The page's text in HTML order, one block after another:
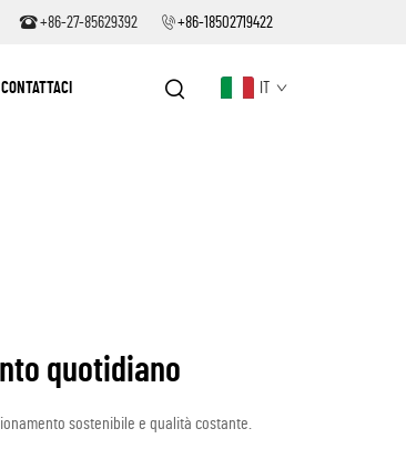
+86-27-85629392 +86-18502719422
CONTATTACI
quotidiano
sostenibile e qualità costante.